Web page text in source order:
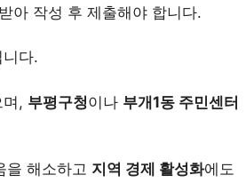
아 작성 후 제출해야 합니다.
다.
, 부평구청이나 부개1동 주민센터
을 해소하고 지역 경제 활성화에도